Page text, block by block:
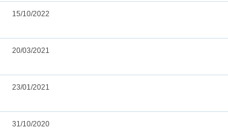
15/10/2022
20/03/2021
23/01/2021
31/10/2020